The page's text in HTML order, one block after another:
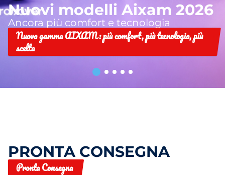
Nuovi modelli Aixam 2026
Ancora più comfort e tecnologia
Nuova gamma AIXAM: più comfort, più tecnologia, più
scelta
PRONTA CONSEGNA
Pronta Consegna